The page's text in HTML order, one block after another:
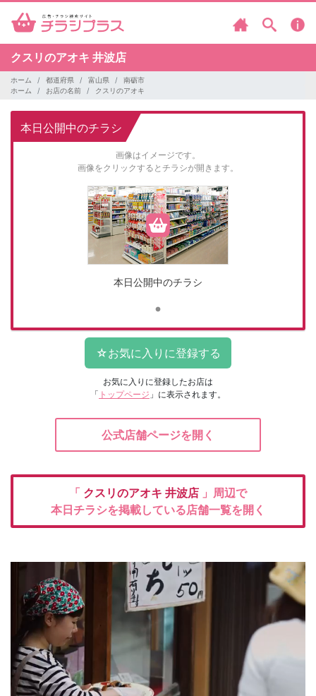
クスリのアオキ 井波店
ホーム 都道府県 富山県
南砺市
ホーム
お店の名前 クスリのアオキ
本日公開中のチラシ
画像はイメージです。
画像をクリックするとチラシが開きます。
本日公開中のチラシ
お気に入りに登録したお店は
「 トップページ 」に表示されます。
公式店舗ページを開く
「 クスリのアオキ 井波店 」周辺で
本日チラシを掲載している店舗一覧を開く